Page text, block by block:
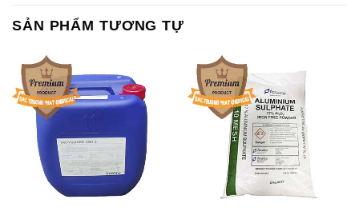
SẢN PHẨM TƯƠNG TỰ